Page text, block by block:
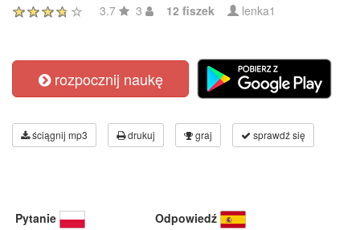
3.7 3 12 fiszek lenka1
rozpocznij naukę
ściągnij mp3 drukuj graj sprawdź się
Pytanie Odpowiedź